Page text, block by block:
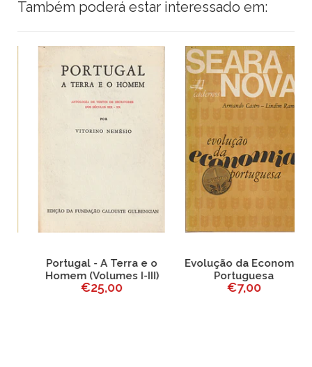
Também poderá estar interessado em:
Portugal - A Terra e o
Homem (Volumes I-III)
€25,00
Evolução da Economia
Portuguesa
€7,00